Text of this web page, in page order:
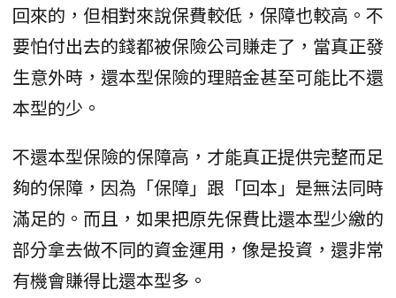
回來的，但相對來說保費較低，保障也較高。不
要怕付出去的錢都被保險公司賺走了，當真正發
生意外時，還本型保險的理賠金甚至可能比不還
本型的少。
不還本型保險的保障高，才能真正提供完整而足
夠的保障，因為「保障」跟「回本」是無法同時
滿足的。而且，如果把原先保費比還本型少繳的
部分拿去做不同的資金運用，像是投資，還非常
有機會賺得比還本型多。